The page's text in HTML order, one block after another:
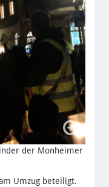
der Monheimer
Umzug beteiligt.